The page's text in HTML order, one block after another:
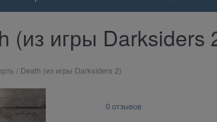
(из игры Darksiders
/ Death (из игры Darksiders 2)
0 отзывов